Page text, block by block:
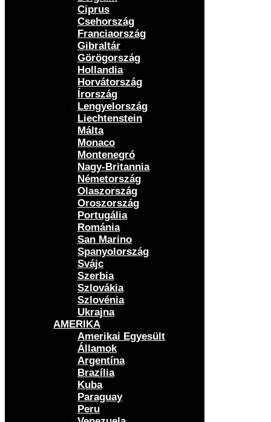
Ciprus
Csehország
Franciaország
Gibraltár
Görögország
Hollandia
Horvátország
Írország
Lengyelország
Liechtenstein
Málta
Monaco
Montenegró
Nagy-Britannia
Németország
Olaszország
Oroszország
Portugália
Románia
San Marino
Spanyolország
Svájc
Szerbia
Szlovákia
Szlovénia
Ukrajna
AMERIKA
Amerikai Egyesült
Államok
Argentína
Brazília
Kuba
Paraguay
Peru